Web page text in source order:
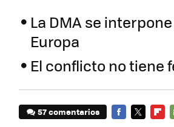
La DMA se
Europa
El conflicto no tiene
57 comentarios